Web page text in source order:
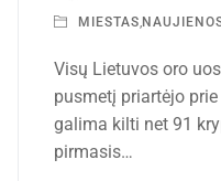
MIESTAS,
Visų Lietuvos oro
pusmetį priartėjo
galima kilti net 91
pirmasis…